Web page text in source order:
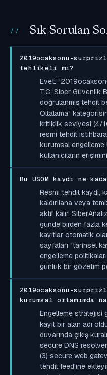
Sık Sorulan
2019ocaksonu-
tehlikeli mi?
Evet.
T.C. Siber Güvenlik
doğrulanmış tehdit
Oltalama"
kritiklik seviyesi (4/
resmi tehdit
kurumsal engelleme
kullanıcıların
Bu USOM kaydı ne
Resmi tehdit kaydı,
kaldırılana veya
aktif kalır.
günde birden fazla
kayıtlar otomatik
sayfaları "tarihsel
engelleme
günlük bir gözetim
2019ocaksonu-
kurumsal ortamımda
Engelleme stratejisi
kayıt bir alan adı
duvarında çıkış
secure DNS
(3) secure web
tehdit feed'ine